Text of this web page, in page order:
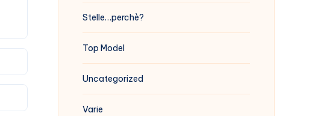
Stelle…perchè?
Top Model
Uncategorized
Varie